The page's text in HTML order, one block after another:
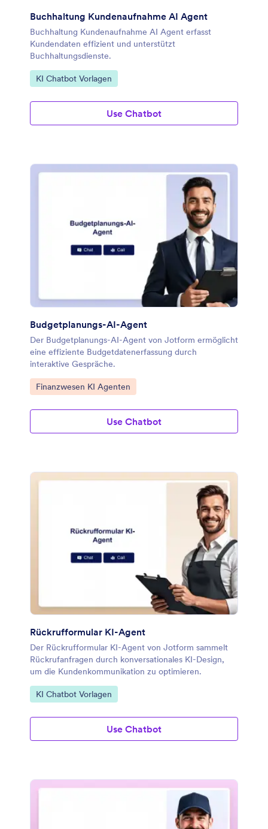
Buchhaltung Kundenaufnahme AI Agent
Buchhaltung Kundenaufnahme AI Agent erfasst
Kundendaten effizient und unterstützt
Buchhaltungsdienste.
Zur Kategorie:
KI Chatbot Vorlagen
Use Chatbot
Budgetplanungs-AI-Agent
Der Budgetplanungs-AI-Agent von Jotform ermöglicht
eine effiziente Budgetdatenerfassung durch
interaktive Gespräche.
Zur Kategorie:
Finanzwesen KI Agenten
Use Chatbot
Rückrufformular KI-Agent
Der Rückrufformular KI-Agent von Jotform sammelt
Rückrufanfragen durch konversationales KI-Design,
um die Kundenkommunikation zu optimieren.
Zur Kategorie:
KI Chatbot Vorlagen
Use Chatbot